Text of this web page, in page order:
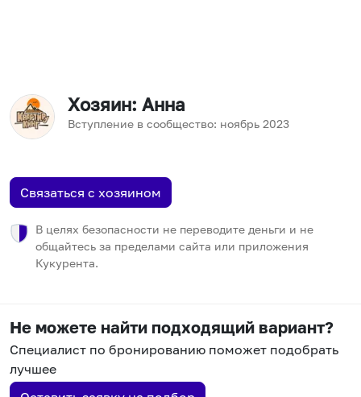
Хозяин: Анна
Вступление в сообщество: ноябрь 2023
Связаться с хозяином
В целях безопасности не переводите деньги и не
общайтесь за пределами сайта или приложения
Кукурента.
Не можете найти подходящий вариант?
Специалист по бронированию поможет подобрать
лучшее